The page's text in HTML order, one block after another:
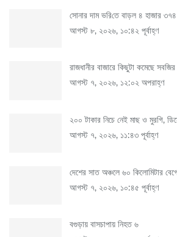
সোনার দাম ভ‌রি‌তে বাড়ল ৪ হাজার ৩৭৪
আগস্ট ৮, ২০২৬, ১০:৪২ পূর্বাহ্ণ
রাজধানীর বাজারে কিছুটা কমেছে সবজির
আগস্ট ৭, ২০২৬, ১২:০২ অপরাহ্ণ
২০০ টাকার নিচে নেই মাছ ও মুরগি,
আগস্ট ৭, ২০২৬, ১১:৪৩ পূর্বাহ্ণ
দেশের সাত অঞ্চলে ৬০ কিলোমিটার
আগস্ট ৭, ২০২৬, ১০:৪৫ পূর্বাহ্ণ
বগুড়ায় বাসচাপায় নিহত ৬